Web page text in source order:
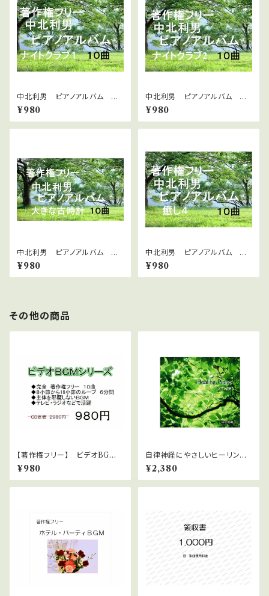
中北利男 ピアノアルバム ナ
イトクラブ１
¥980
中北利男 ピアノアルバム ナ
イトクラブ２
¥980
中北利男 ピアノアルバム 大
きな古時計
¥980
中北利男 ピアノアルバム 癒
し4
¥980
その他の商品
【著作権フリー】 ビデオBGM
シリーズ No.31 不思議な空
間
¥980
自律神経にやさしいヒーリング
ピアノ WAVファイルダウンロ
ード版
¥2,380